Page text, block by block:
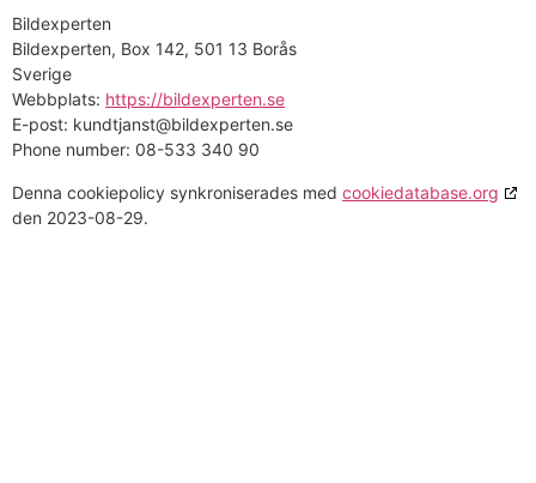
Bildexperten
Bildexperten, Box 142, 501 13 Borås
Sverige
Webbplats: https://bildexperten.se
E-post: kundtjanst@bildexperten.se
Phone number: 08-533 340 90
Denna cookiepolicy synkroniserades med cookiedatabase.org
den 2023-08-29.